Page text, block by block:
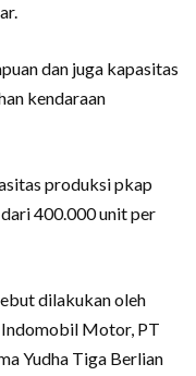
dan juga kapasitas
kendaraan
produksi pkap
400.000 unit per
dilakukan oleh
Indomobil Motor, PT
Yudha Tiga Berlian